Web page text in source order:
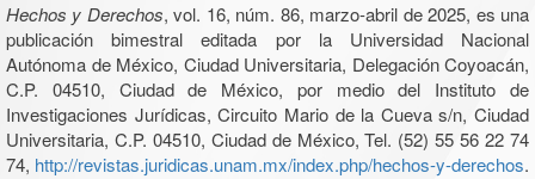
Hechos y Derechos, vol. 16, núm. 86, marzo-abril de 2025, es una
publicación bimestral editada por la Universidad Nacional
Autónoma de México, Ciudad Universitaria, Delegación Coyoacán,
C.P. 04510, Ciudad de México, por medio del Instituto de
Investigaciones Jurídicas, Circuito Mario de la Cueva s/n, Ciudad
Universitaria, C.P. 04510, Ciudad de México, Tel. (52) 55 56 22 74
74, http://revistas.juridicas.unam.mx/index.php/hechos-y-derechos.